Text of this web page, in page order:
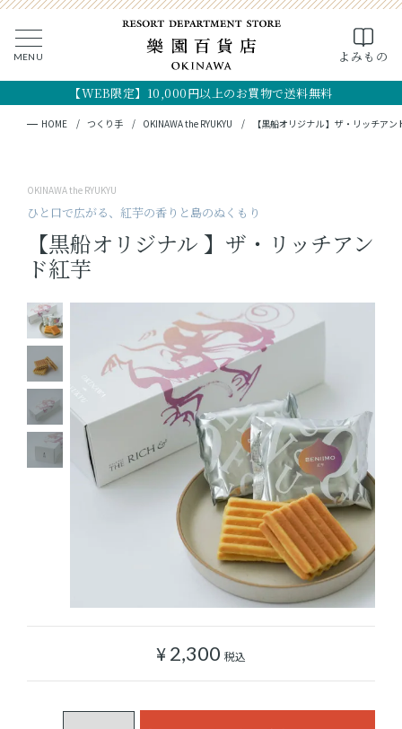
MENU よみもの
【WEB限定】10,000円以上のお買物で送料無料
CLOSE
検索
キーワード検索
MY PAGE CART
全ての商品
フード
クラフト
つくり手
OKINAWA the RYUKYU
ショッピングガイド
よみもの
HOME つくり手 OKINAWA the RYUKYU 【黒船オリジナル 】ザ・リッチアン
OKINAWA the RYUKYU
ひと口で広がる、紅芋の香りと島のぬくもり
【黒船オリジナル 】ザ・リッチアン
ド紅芋
¥2,300 税込